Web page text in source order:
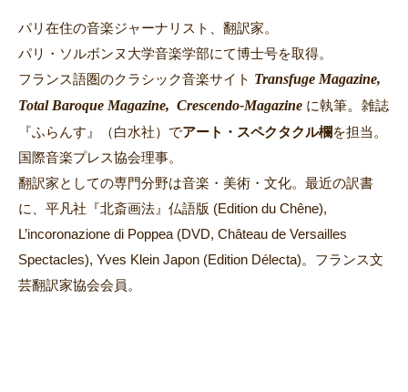
パリ在住の音楽ジャーナリスト、翻訳家。
パリ・ソルボンヌ大学音楽学部にて博士号を取得。
フランス語圏のクラシック音楽サイト Transfuge Magazine,
Total Baroque Magazine, Crescendo-Magazine に執筆。 雑誌
『ふらんす』（白水社）でアート・スペクタクル欄を担当。
国際音楽プレス協会理事。
翻訳家としての専門分野は音楽・美術・文化。最近の訳書
に、平凡社『北斎画法』仏語版 (Edition du Chêne),
L’incoronazione di Poppea (DVD, Château de Versailles
Spectacles), Yves Klein Japon (Edition Délecta)。フランス文
芸翻訳家協会会員。